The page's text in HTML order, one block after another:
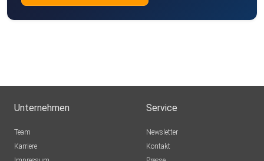
Unternehmen
Team
Karriere
Service
Newsletter
Kontakt